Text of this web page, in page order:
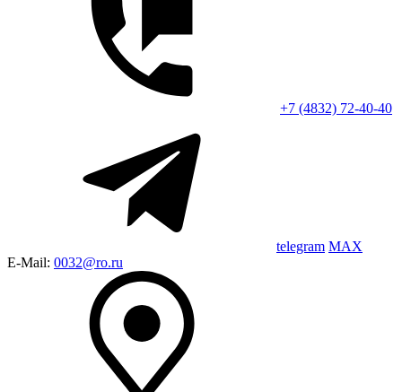
+7 (4832) 72-40-40
telegram MAX
E-Mail: 0032@ro.ru